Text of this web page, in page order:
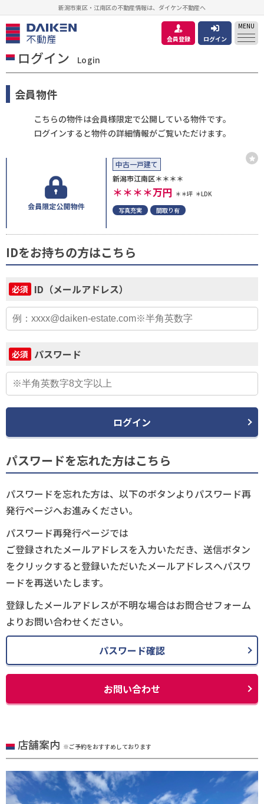
新潟市東区・江南区の不動産情報は、ダイケン不動産へ
会員登録 ログイン
MENU
ログイン Login
会員物件
こちらの物件は会員様限定で公開している物件です。
ログインすると物件の詳細情報がご覧いただけます。
中古一戸建て
新潟市江南区＊＊＊＊
＊＊＊＊万円 ＊＊坪 ＊LDK
写真充実
間取り有
IDをお持ちの方はこちら
必須 ID（メールアドレス）
必須 パスワード
ログイン
パスワードを忘れた方はこちら
パスワードを忘れた方は、以下のボタンよりパスワード再
発行ページへお進みください。
パスワード再発行ページでは
ご登録されたメールアドレスを入力いただき、送信ボタン
をクリックすると登録いただいたメールアドレスへパスワ
ードを再送いたします。
登録したメールアドレスが不明な場合はお問合せフォーム
よりお問い合わせください。
パスワード確認
お問い合わせ
店舗案内 ※ご予約をおすすめしております